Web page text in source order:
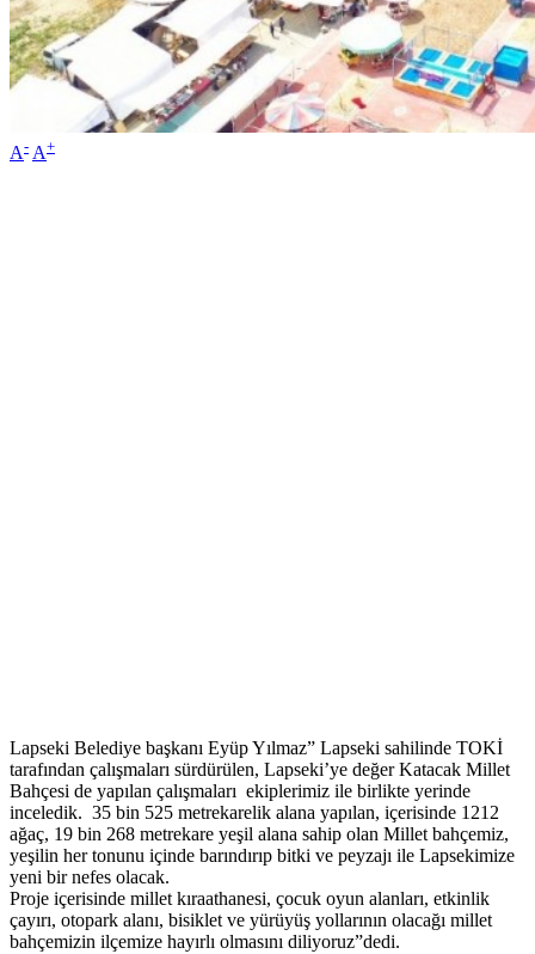
A- A+
Lapseki Belediye başkanı Eyüp Yılmaz” Lapseki sahilinde TOKİ
tarafından çalışmaları sürdürülen, Lapseki’ye değer Katacak Millet
Bahçesi de yapılan çalışmaları ekiplerimiz ile birlikte yerinde
inceledik. 35 bin 525 metrekarelik alana yapılan, içerisinde 1212
ağaç, 19 bin 268 metrekare yeşil alana sahip olan Millet bahçemiz,
yeşilin her tonunu içinde barındırıp bitki ve peyzajı ile Lapsekimize
yeni bir nefes olacak.
Proje içerisinde millet kıraathanesi, çocuk oyun alanları, etkinlik
çayırı, otopark alanı, bisiklet ve yürüyüş yollarının olacağı millet
bahçemizin ilçemize hayırlı olmasını diliyoruz”dedi.